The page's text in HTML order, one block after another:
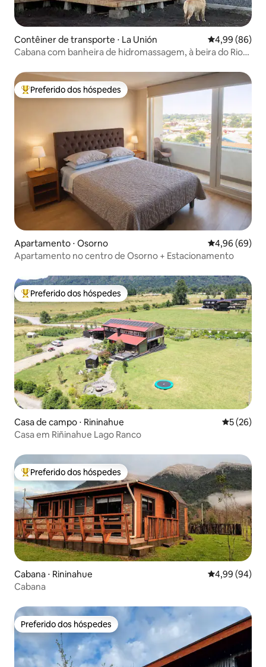
Contêiner de transporte ⋅ La Unión 4,99 de uma
4,99 (86)
Cabana com banheira de hidromassagem, à beira do Rio
Entre os melhores preferidos dos hóspedes
Preferido dos hóspedes
Apartamento ⋅ Osorno 4,96 de uma
4,96 (69)
Apartamento no centro de Osorno + Estacionamento
Entre os melhores preferidos dos hóspedes
Preferido dos hóspedes
Casa de campo ⋅ Rininahue 5 de uma
5 (26)
Casa em Riñinahue Lago Ranco
Entre os melhores preferidos dos hóspedes
Preferido dos hóspedes
Cabana ⋅ Rininahue 4,99 de uma
4,99 (94)
Cabana
Preferido dos hóspedes
Preferido dos hóspedes